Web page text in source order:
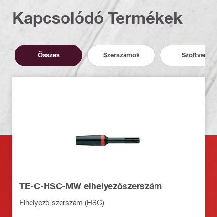
Kapcsolódó Termékek
Összes Szerszámok Szoftver
TE-C-HSC-MW elhelyezőszerszám
Elhelyező szerszám (HSC)